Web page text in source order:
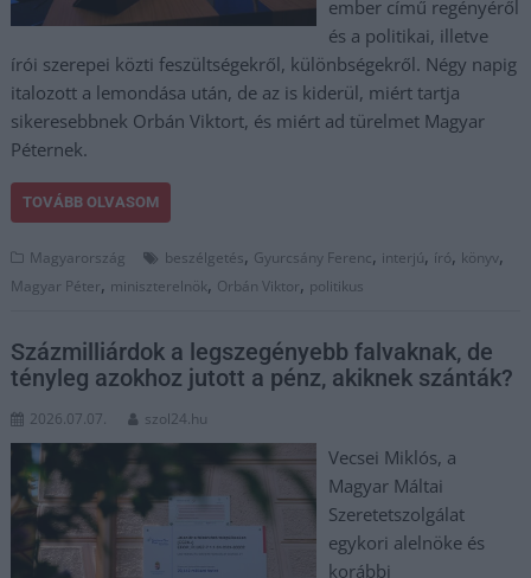
ember című regényéről
és a politikai, illetve
írói szerepei közti feszültségekről, különbségekről. Négy napig
italozott a lemondása után, de az is kiderül, miért tartja
sikeresebbnek Orbán Viktort, és miért ad türelmet Magyar
Péternek.
TOVÁBB OLVASOM
Magyarország beszélgetés, Gyurcsány Ferenc, interjú, író, könyv,
Magyar Péter, miniszterelnök, Orbán Viktor, politikus
Százmilliárdok a legszegényebb falvaknak, de
tényleg azokhoz jutott a pénz, akiknek szánták?
2026.07.07. szol24.hu
Vecsei Miklós, a
Magyar Máltai
Szeretetszolgálat
egykori alelnöke és
korábbi